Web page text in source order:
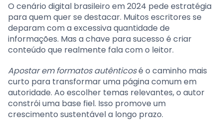
O cenário digital brasileiro em 2024 pede estratégia
para quem quer se destacar. Muitos escritores se
deparam com a excessiva quantidade de
informações. Mas a chave para sucesso é criar
conteúdo que realmente fala com o leitor.
Apostar em formatos autênticosé o caminho mais
curto para transformar uma página comum em
autoridade. Ao escolher temas relevantes, o autor
constrói uma base fiel. Isso promove um
crescimento sustentável a longo prazo.